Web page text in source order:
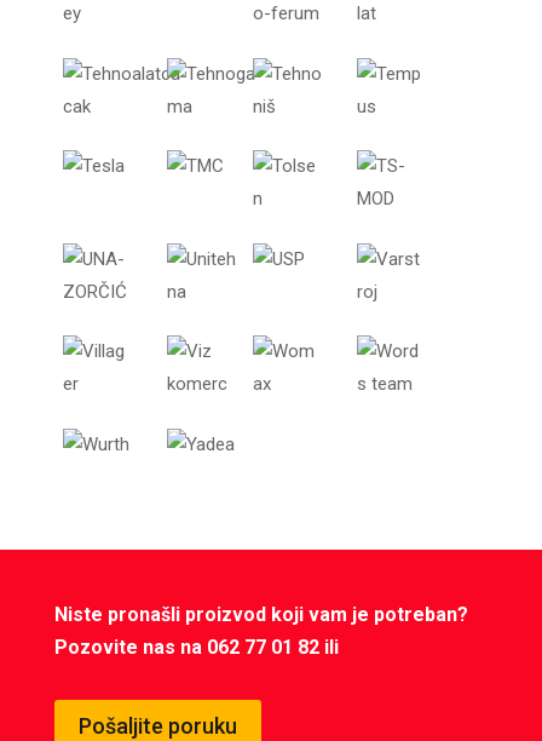
Niste pronašli proizvod koji vam je potreban?
Pozovite nas na 062 77 01 82 ili
Pošaljite poruku